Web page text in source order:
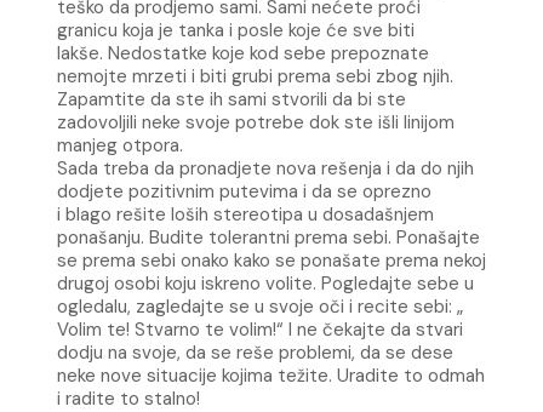
teško da prodjemo sami. Sami nećete proći
granicu koja je tanka i posle koje će sve biti
lakše. Nedostatke koje kod sebe prepoznate
nemojte mrzeti i biti grubi prema sebi zbog njih.
Zapamtite da ste ih sami stvorili da bi ste
zadovoljili neke svoje potrebe dok ste išli linijom
manjeg otpora.
Sada treba da pronadjete nova rešenja i da do njih
dodjete pozitivnim putevima i da se oprezno
i blago rešite loših stereotipa u dosadašnjem
ponašanju. Budite tolerantni prema sebi. Ponašajte
se prema sebi onako kako se ponašate prema nekoj
drugoj osobi koju iskreno volite. Pogledajte sebe u
ogledalu, zagledajte se u svoje oči i recite sebi: „
Volim te! Stvarno te volim!“ I ne čekajte da stvari
dodju na svoje, da se reše problemi, da se dese
neke nove situacije kojima težite. Uradite to odmah
i radite to stalno!